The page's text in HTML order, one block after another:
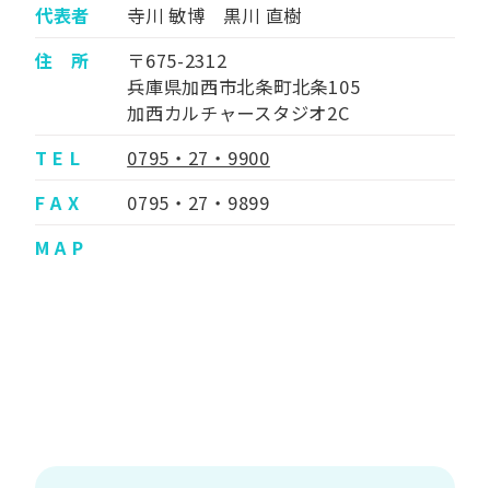
代表者
寺川 敏博 黒川 直樹
住 所
〒675-2312
兵庫県加西市北条町北条105
加西カルチャースタジオ2C
T E L
0795・27・9900
F A X
0795・27・9899
M A P